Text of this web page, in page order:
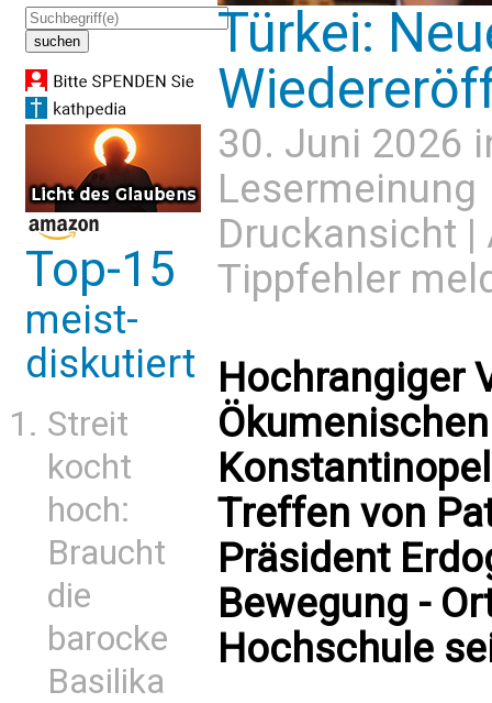
Top-15
meist-
diskutiert
Streit
kocht
hoch:
Braucht
die
barocke
Basilika
Türkei:
30. Juni 2026
Lesermeinung
Druckansicht |
Tippfehler
Hochrangiger
Treffen von
Präsident
Bewegung -
Hochschule